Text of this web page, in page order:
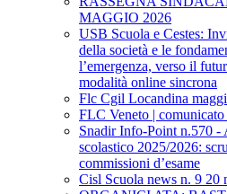
MAGGIO 2026
USB Scuola e Cestes:
della società e le
l’emergenza, verso il
modalità online sincrona
Flc Cgil Locandina
FLC Veneto |
Snadir Info-Point n.570 -
scolastico 2025/2026:
commissioni d’esame
Cisl Scuola news n. 9 20